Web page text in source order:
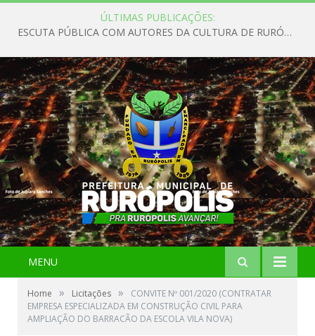
ÚLTIMAS PUBLICAÇÕES:
ESCUTA PÚBLICA COM AUTORES DA CULTURA DE RURÓPOLIS
MENU
Home » Licitações »
CONVITE Nº 001/2020 (CONTRATAR
EMPRESA ESPECIALIZADA EM CONSTRUÇÃO CIVIL PARA
AMPLIAÇÃO DO BARRACÃO DA ESCOLA VILA NOVA)